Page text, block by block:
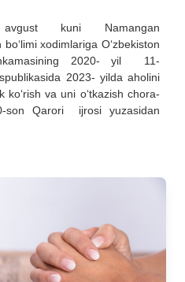
kuni Namangan
xodimlariga O‘zbekiston
2020- yil 11-
2023- yilda aholini
ko‘rish va uni o‘tkazish chora-
son Qarori ijrosi yuzasidan